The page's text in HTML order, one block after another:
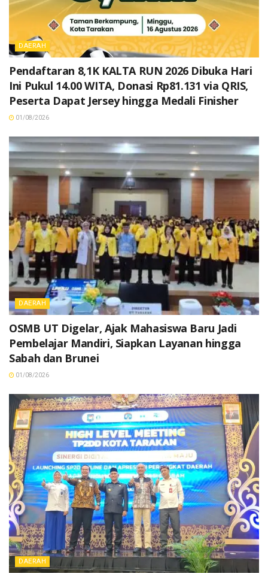
DAERAH
Pendaftaran 8,1K KALTA RUN 2026 Dibuka Hari
Ini Pukul 14.00 WITA, Donasi Rp81.131 via QRIS,
Peserta Dapat Jersey hingga Medali Finisher
01/08/2026
DAERAH
OSMB UT Digelar, Ajak Mahasiswa Baru Jadi
Pembelajar Mandiri, Siapkan Layanan hingga
Sabah dan Brunei
01/08/2026
DAERAH